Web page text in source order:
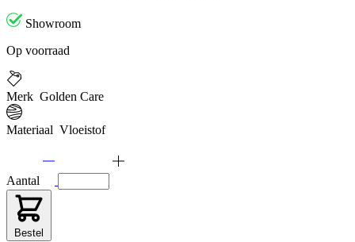
Showroom
Op voorraad
Merk Golden Care
Materiaal Vloeistof
Aantal
Bestel